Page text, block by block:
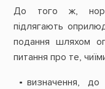
До того ж,
підлягають
подання шляхом
питання про те,
визначення,